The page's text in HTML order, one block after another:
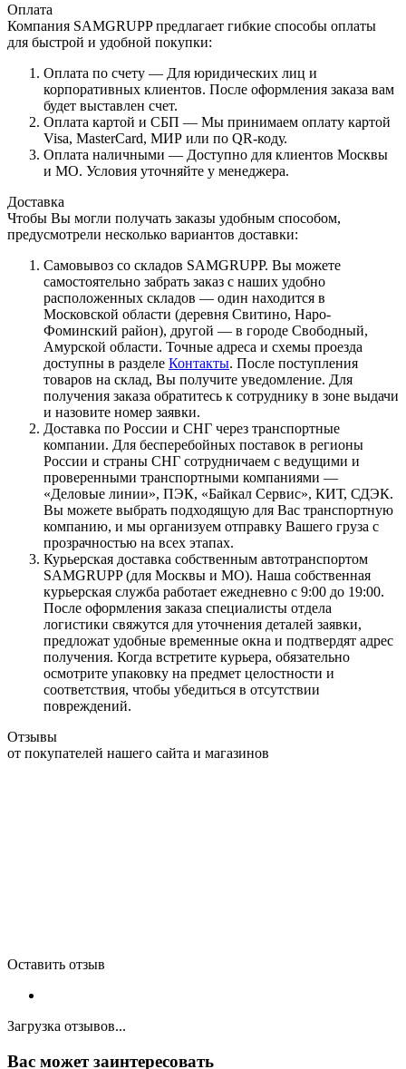
Оплата
Компания SAMGRUPP предлагает гибкие способы оплаты
для быстрой и удобной покупки:
Оплата по счету — Для юридических лиц и
корпоративных клиентов. После оформления заказа вам
будет выставлен счет.
Оплата картой и СБП — Мы принимаем оплату картой
Visa, MasterCard, МИР или по QR-коду.
Оплата наличными — Доступно для клиентов Москвы
и МО. Условия уточняйте у менеджера.
Доставка
Чтобы Вы могли получать заказы удобным способом,
предусмотрели несколько вариантов доставки:
Самовывоз со складов SAMGRUPP. Вы можете
самостоятельно забрать заказ с наших удобно
расположенных складов — один находится в
Московской области (деревня Свитино, Наро-
Фоминский район), другой — в городе Свободный,
Амурской области. Точные адреса и схемы проезда
доступны в разделе Контакты. После поступления
товаров на склад, Вы получите уведомление. Для
получения заказа обратитесь к сотруднику в зоне выдачи
и назовите номер заявки.
Доставка по России и СНГ через транспортные
компании. Для бесперебойных поставок в регионы
России и страны СНГ сотрудничаем с ведущими и
проверенными транспортными компаниями —
«Деловые линии», ПЭК, «Байкал Сервис», КИТ, СДЭК.
Вы можете выбрать подходящую для Вас транспортную
компанию, и мы организуем отправку Вашего груза с
прозрачностью на всех этапах.
Курьерская доставка собственным автотранспортом
SAMGRUPP (для Москвы и МО). Наша собственная
курьерская служба работает ежедневно с 9:00 до 19:00.
После оформления заказа специалисты отдела
логистики свяжутся для уточнения деталей заявки,
предложат удобные временные окна и подтвердят адрес
получения. Когда встретите курьера, обязательно
осмотрите упаковку на предмет целостности и
соответствия, чтобы убедиться в отсутствии
повреждений.
Отзывы
от покупателей нашего сайта и магазинов
Оставить отзыв
Загрузка отзывов...
Вас может заинтересовать